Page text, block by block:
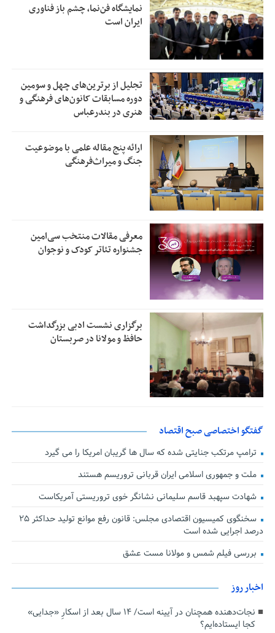
نمایشگاه فن‌نما، چشم باز فناوری
ایران است
تجلیل از بر‌ترین‌های چهل و سومین
دوره مسابقات کانون‌های فرهنگی و
هنری در بندرعباس
ارائه پنج مقاله علمی با موضوعیت
جنگ و میراث‌فرهنگی
معرفی مقالات منتخب سی‌امین
جشنواره تئاتر کودک و نوجوان
برگزاری نشست ادبی بزرگداشت
حافظ و مولانا در صربستان
گفتگو اختصاصی صبح اقتصاد
ترامپ مرتکب جنایتی شده که سال ها گریبان امریکا را می گیرد
ملت و جمهوری اسلامی ایران قربانی تروریسم هستند
شهادت سپهبد قاسم سلیمانی نشانگر خوی تروریستی آمریکاست
سخنگوی کمیسیون اقتصادی مجلس: قانون رفع موانع تولید حداکثر ۲۵
درصد اجرایی شده است
بررسی فیلم شمس و مولانا مست عشق
اخبار روز
نجات‌دهنده‌ همچنان در آیینه است/ ۱۴ سال بعد از اسکارِ «جدایی»
کجا ایستاده‌ایم؟